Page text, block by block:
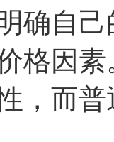
确自
格因
，而